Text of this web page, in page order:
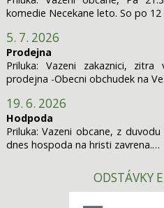
komedie Necekane leto. So po
5. 7. 2026
Prodejna
Priluka: Vazeni zakaznici,
prodejna -Obecni obchudek na
19. 6. 2026
Hodpoda
Priluka: Vazeni obcane, z
dnes hospoda na hristi zavrena.…
ODSTÁVKY